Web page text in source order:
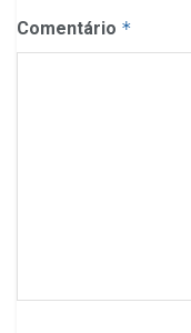
Comentário *